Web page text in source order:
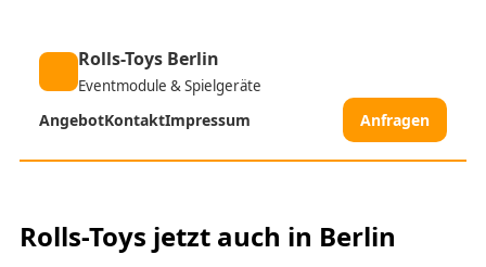
Rolls-Toys Berlin
Eventmodule & Spielgeräte
AngebotKontaktImpressum Anfragen
Rolls-Toys jetzt auch in Berlin